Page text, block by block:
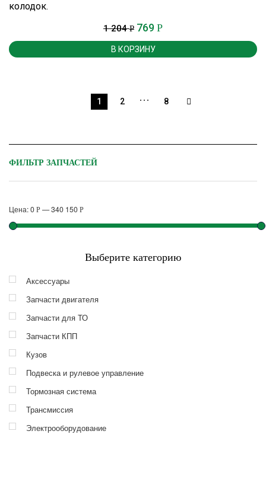
колодок.
1 204Р 769 Р
В КОРЗИНУ
1 2 … 8
ФИЛЬТР ЗАПЧАСТЕЙ
Цена:0 Р —340 150 Р
Выберите категорию
Аксессуары
Запчасти двигателя
Запчасти для ТО
Запчасти КПП
Кузов
Подвеска и рулевое управление
Тормозная система
Трансмиссия
Электрооборудование